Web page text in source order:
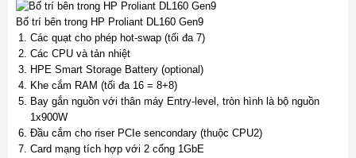
Bố trí bên trong HP Proliant DL160 Gen9
Các quạt cho phép hot-swap (tối đa 7)
Các CPU và tản nhiệt
HPE Smart Storage Battery (optional)
Khe cắm RAM (tối đa 16 = 8+8)
Bay gắn nguồn với thân máy Entry-level, tròn hình là bộ nguồn
1x900W
Đầu cắm cho riser PCIe sencondary (thuộc CPU2)
Card mạng tích hợp với 2 cổng 1GbE